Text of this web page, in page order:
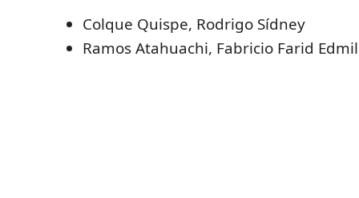
Colque Quispe, Rodrigo Sídney
Ramos Atahuachi, Fabricio Farid